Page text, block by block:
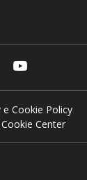
e Cookie Policy
Cookie Center